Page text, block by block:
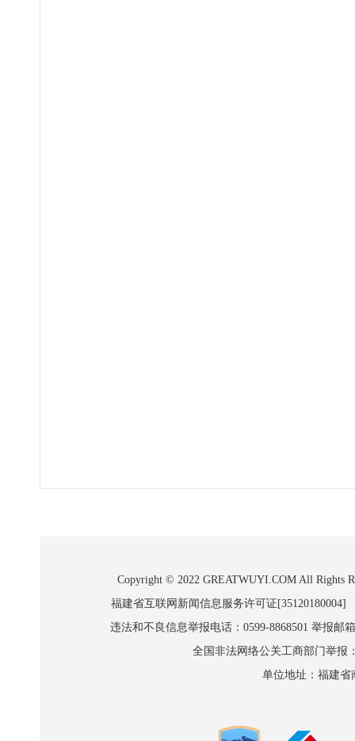
Copyright © 2022 GREATWUYI.COM All Rights
福建省互联网新闻信息服务许可证
违法和不良信息举报电话：0599-8868501 举报邮
全国非法网络公关工商部门举报
单位地址：福建省